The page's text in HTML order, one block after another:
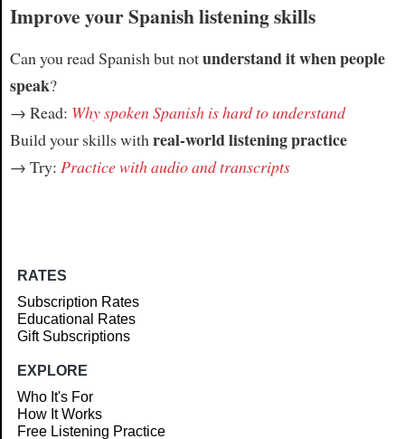
Improve your Spanish listening skills
Can you read Spanish but notunderstand it when people
speak?
→ Read: Why spoken Spanish is hard to understand
Build your skills with real-world listening practice
→ Try: Practice with audio and transcripts
RATES
Subscription Rates
Educational Rates
Gift Subscriptions
EXPLORE
Who It's For
How It Works
Free Listening Practice